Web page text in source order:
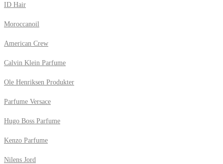
ID Hair
Moroccanoil
American Crew
Calvin Klein Parfume
Ole Henriksen Produkter
Parfume Versace
Hugo Boss Parfume
Kenzo Parfume
Nilens Jord